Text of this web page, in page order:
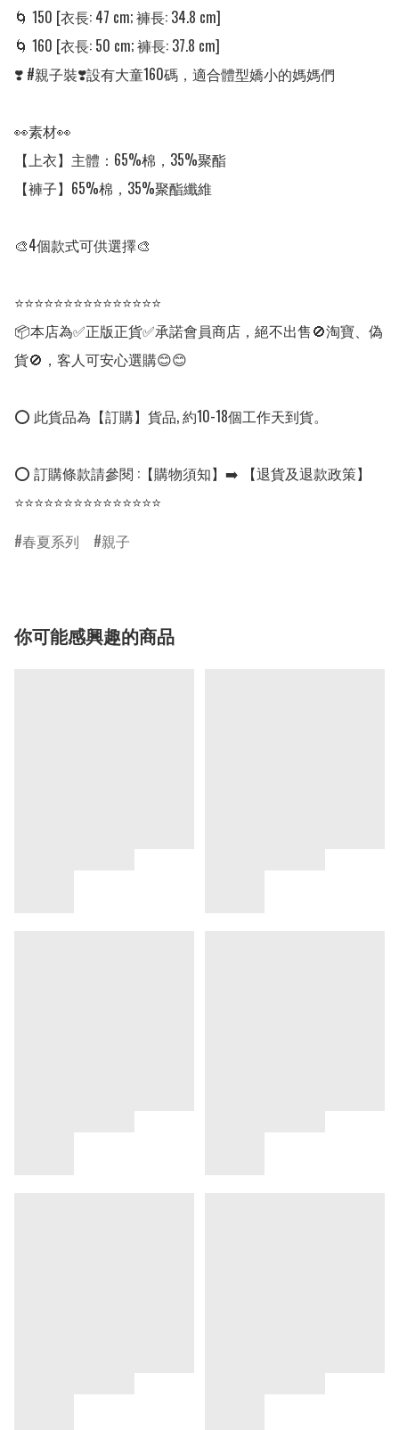
🌀 150 [衣長: 47 cm; 褲長: 34.8 cm]
🌀 160 [衣長: 50 cm; 褲長: 37.8 cm]
❣️ #親子裝❣️設有大童160碼，適合體型嬌小的媽媽們
👀素材👀
【上衣】主體：65%棉，35%聚酯
【褲子】65%棉，35%聚酯纖維
🎨4個款式可供選擇🎨
⭐⭐⭐⭐⭐⭐⭐⭐⭐⭐⭐⭐⭐⭐⭐
📦本店為✅正版正貨✅承諾會員商店，絕不出售🚫淘寶、偽
貨🚫，客人可安心選購😊😊
⭕ 此貨品為【訂購】貨品, 約10-18個工作天到貨。
⭕ 訂購條款請參閱 :【購物須知】➡️ 【退貨及退款政策】
⭐⭐⭐⭐⭐⭐⭐⭐⭐⭐⭐⭐⭐⭐⭐
春夏系列
親子
你可能感興趣的商品